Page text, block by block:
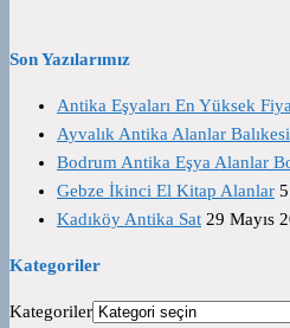
Son Yazılarımız
Antika Eşyaları En Yüksek
Ayvalık Antika Alanlar
Bodrum Antika Eşya Alanlar
Gebze İkinci El Kitap Alanlar
Kadıköy Antika Sat 29 Mayıs
Kategoriler
Kategoriler